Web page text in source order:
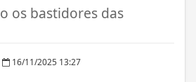
os bastidores das
16/11/2025 13:27